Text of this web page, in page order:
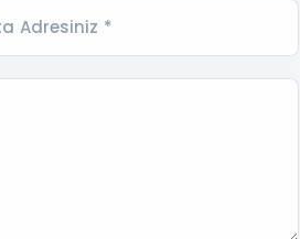
Adresiniz *